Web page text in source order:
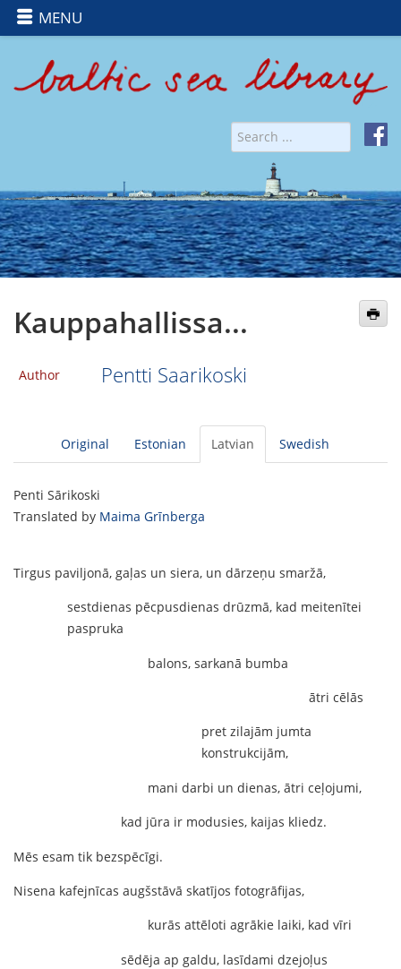
MENU
Kauppahallissa...
Author Pentti Saarikoski
Original Estonian Latvian Swedish
Penti Sārikoski
Translated by Maima Grīnberga
Tirgus paviljonā, gaļas un siera, un dārzeņu smaržā,
sestdienas pēcpusdienas drūzmā, kad meitenītei
paspruka
balons, sarkanā bumba
ātri cēlās
pret zilajām jumta
konstrukcijām,
mani darbi un dienas, ātri ceļojumi,
kad jūra ir modusies, kaijas kliedz.
Mēs esam tik bezspēcīgi.
Nisena kafejnīcas augšstāvā skatījos fotogrāfijas,
kurās attēloti agrākie laiki, kad vīri
sēdēja ap galdu, lasīdami dzejoļus